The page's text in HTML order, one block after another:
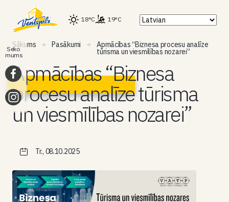
18°C 19°C
Sākums Pasākumi Apmācības “Biznesa procesu analīze
tūrisma un viesmīlības nozarei”
Apmācības “Biznesa
procesu analīze tūrisma
un viesmīlības nozarei”
Tr., 08.10.2025
Seko
mums